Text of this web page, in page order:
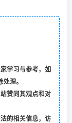
学习与参考，如
理。
赞同其观点和对
的相关信息，访